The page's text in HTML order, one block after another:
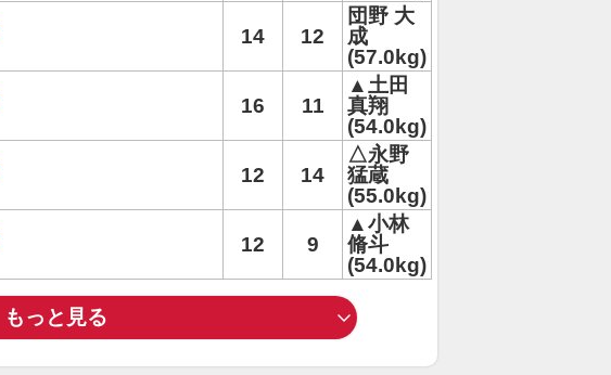
14 12
団野 大
成
(57.0kg)
16 11
▲土田
真翔
(54.0kg)
12 14
△永野
猛蔵
(55.0kg)
12 9
▲小林
脩斗
(54.0kg)
もっと見る